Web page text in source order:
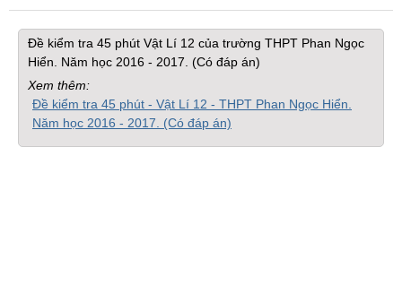
Đề kiểm tra 45 phút Vật Lí 12 của trường THPT Phan Ngọc
Hiển. Năm học 2016 - 2017. (Có đáp án)
Xem thêm:
Đề kiểm tra 45 phút - Vật Lí 12 - THPT Phan Ngọc Hiển.
Năm học 2016 - 2017. (Có đáp án)